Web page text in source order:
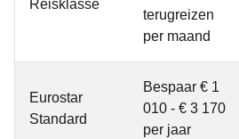
Reisklasse
terugreizen
per maand
Eurostar
Standard
Bespaar € 1
010 - € 3 170
per jaar